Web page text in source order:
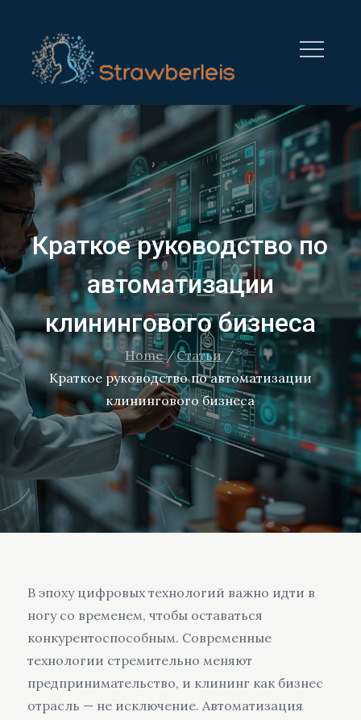
content
Краткое руководство по
автоматизации
клинингового бизнеса
Home
Статьи
Краткое руководство по автоматизации
клинингового бизнеса
В эпоху цифровых технологий важно идти в
ногу со временем, чтобы оставаться
конкурентоспособным. Современные
технологии стремительно меняют
предпринимательство, и клининг как бизнес
отрасль — не исключение. Автоматизация